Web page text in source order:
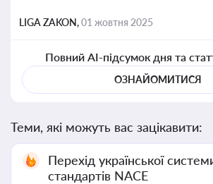
LIGA ZAKON,01 жовтня 2025
Повний AI-підсумок дня та
ОЗНАЙОМИТИСЯ
Теми, які можуть вас зацікавити:
Перехід української
стандартів NACE